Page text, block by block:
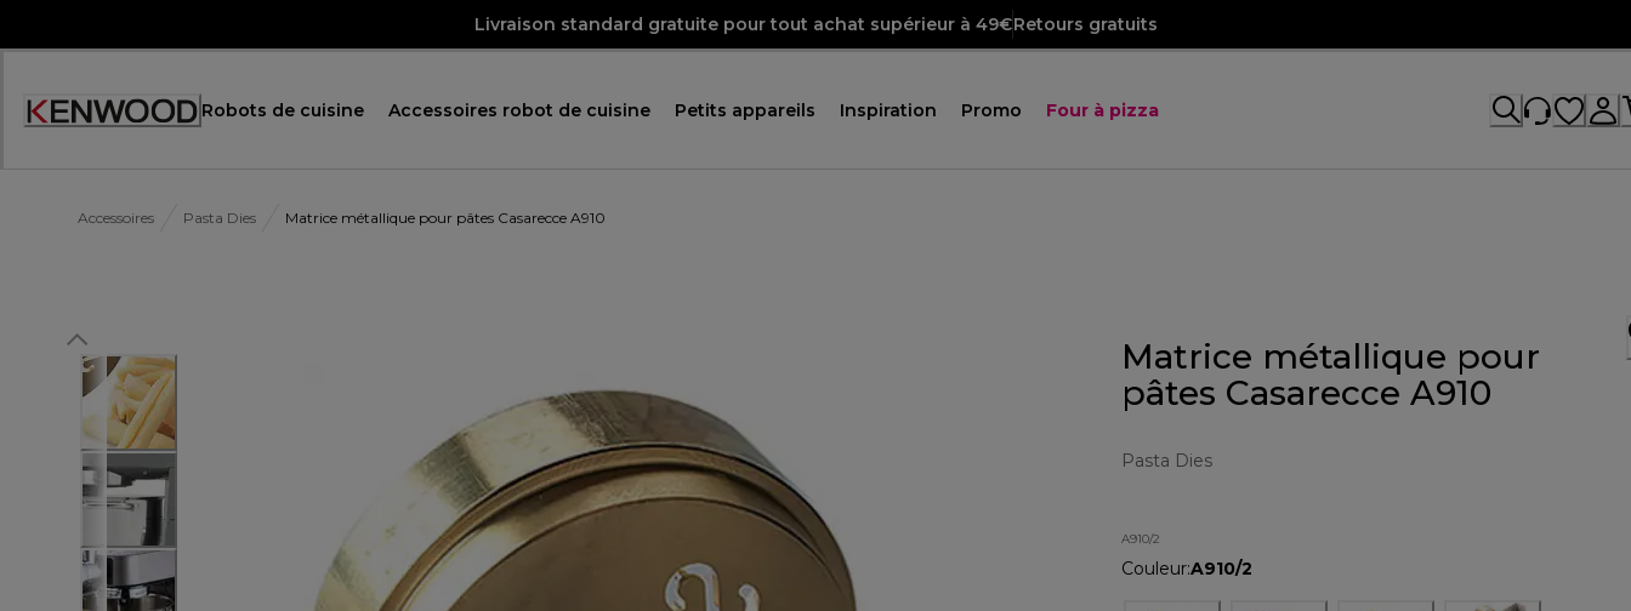
Livraison standard gratuite pour tout achat supérieur à 49€Retours gratuits
Accessibility
Robots de cuisine Accessoires robot de cuisine Petits appareils Inspiration Promo Four à pizza
Accessoires Pasta Dies Matrice métallique pour pâtes Casarecce A910
Matrice métallique pour
pâtes Casarecce A910
Pasta Dies
A910/2
Couleur:A910/2